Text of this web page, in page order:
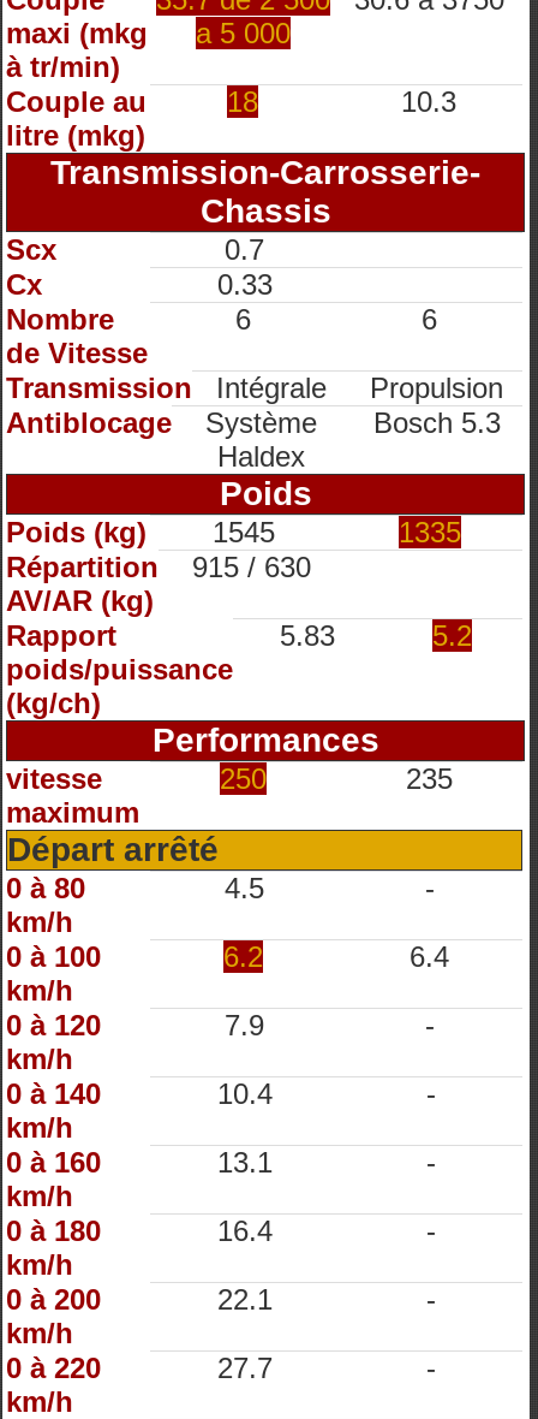
maxi (mkg
à tr/min)
a 5 000
Couple au
litre (mkg)
18 10.3
Transmission-Carrosserie-
Chassis
Scx
0.7
Cx
0.33
Nombre
de Vitesse
6 6
Transmission Intégrale
Propulsion
Antiblocage
Système
Haldex
Bosch 5.3
Poids
Poids (kg) 1545
1335
Répartition
AV/AR (kg)
915 / 630
Rapport
poids/puissance
(kg/ch)
5.83 5.2
Performances
vitesse
maximum
250 235
Départ arrêté
0 à 80
km/h
4.5 -
0 à 100
km/h
6.2 6.4
0 à 120
km/h
7.9 -
0 à 140
km/h
10.4 -
0 à 160
km/h
13.1 -
0 à 180
km/h
16.4 -
0 à 200
km/h
22.1 -
0 à 220
km/h
27.7 -